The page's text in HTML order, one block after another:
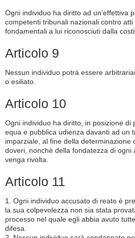
Ogni individuo ha diritto ad un'effettiva
competenti tribunali nazionali contro
fondamentali a lui riconosciuti dalla
Articolo 9
Nessun individuo potrà essere
o esiliato.
Articolo 10
Ogni individuo ha diritto, in posizione di
equa e pubblica udienza davanti ad un
imparziale, al fine della determinazione
doveri, nonchè della fondatezza di ogni
venga rivolta.
Articolo 11
1. Ogni individuo accusato di reato è
la sua colpevolezza non sia stata
processo nel quale egli abbia avuto
difesa.